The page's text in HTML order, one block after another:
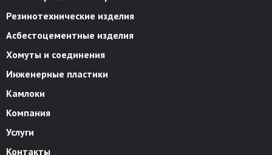
Резинотехнические изделия
Асбестоцементные изделия
Хомуты и соединения
Инженерные пластики
Камлоки
Компания
Услуги
Контакты